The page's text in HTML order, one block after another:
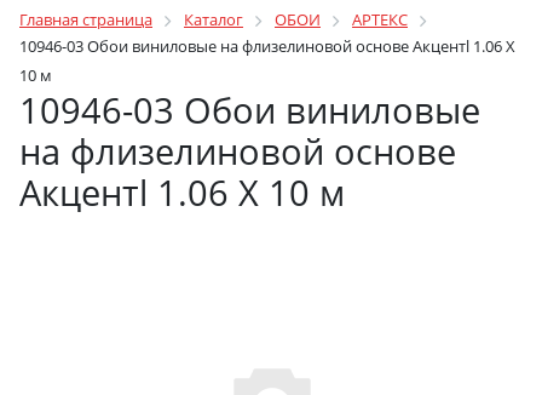
Главная страница Каталог ОБОИ
АРТЕКС
10946-03 Обои виниловые на флизелиновой основе Акцентl 1.06 X
10 м
10946-03 Обои виниловые
на флизелиновой основе
Акцентl 1.06 X 10 м